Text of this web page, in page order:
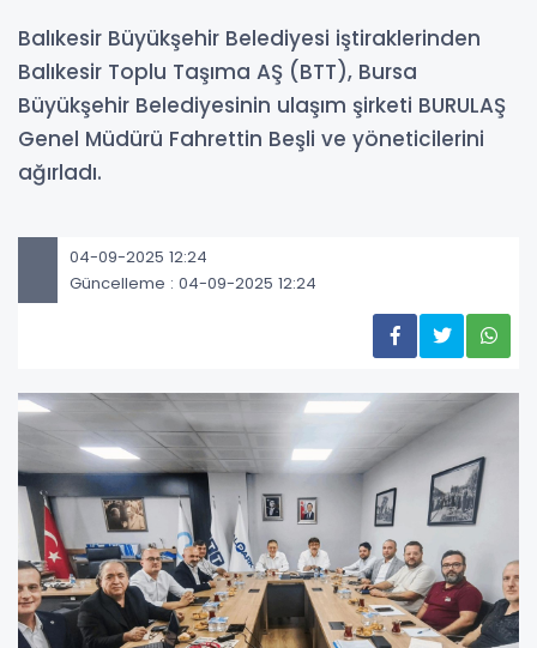
Balıkesir Büyükşehir Belediyesi iştiraklerinden
Balıkesir Toplu Taşıma AŞ (BTT), Bursa
Büyükşehir Belediyesinin ulaşım şirketi BURULAŞ
Genel Müdürü Fahrettin Beşli ve yöneticilerini
ağırladı.
04-09-2025 12:24
Güncelleme : 04-09-2025 12:24